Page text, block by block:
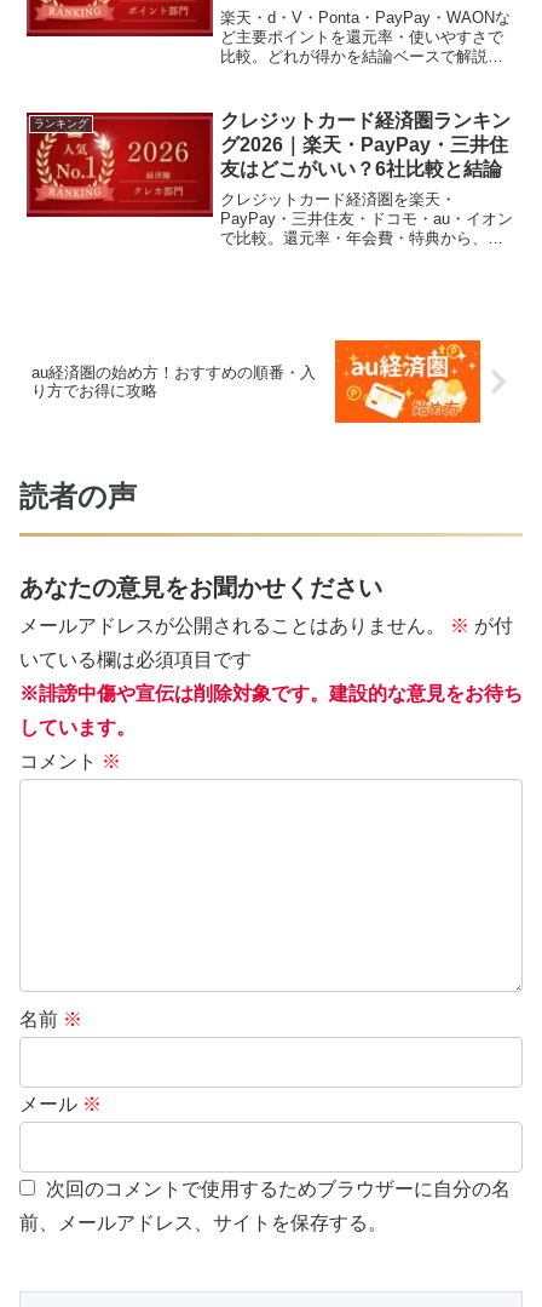
グ】
楽天・d・V・Ponta・PayPay・WAONな
ど主要ポイントを還元率・使いやすさで
比較。どれが得かを結論ベースで解説
ランキング
クレジットカード経済圏ランキン
グ2026｜楽天・PayPay・三井住
友はどこがいい？6社比較と結論
クレジットカード経済圏を楽天・
PayPay・三井住友・ドコモ・au・イオン
で比較。還元率・年会費・特典から、ど
au経済圏の始め方！おすすめの順番・入
り方でお得に攻略
読者の声
あなたの意見をお聞かせください
メールアドレスが公開されることはありません。 ※ が付
いている欄は必須項目です
※誹謗中傷や宣伝は削除対象です。建設的な意見をお待ち
しています。
コメント ※
名前 ※
メール ※
次回のコメントで使用するためブラウザーに自分の名
前、メールアドレス、サイトを保存する。